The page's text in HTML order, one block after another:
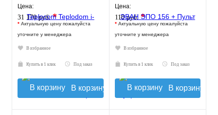
Цена:
31 170 руб.*
* Актуальную цену пожалуйста
уточните у менеджера
В избранное
Купить в 1 клик Под заказ
В корзину
Цена:
110 руб. *
* Актуальную цену пожалуйста
уточните у менеджера
В избранное
Купить в 1 клик Под заказ
В корзину